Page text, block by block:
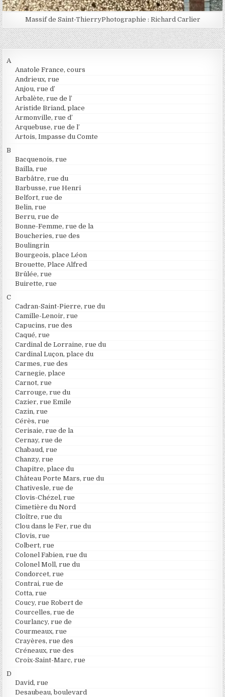
Massif de Saint-ThierryPhotographie : Richard Carlier
A
Anatole France, cours
Andrieux, rue
Anjou, rue d’
Arbalète, rue de l’
Aristide Briand, place
Armonville, rue d’
Arquebuse, rue de l’
Artois, Impasse du Comte
B
Bacquenois, rue
Bailla, rue
Barbâtre, rue du
Barbusse, rue Henri
Belfort, rue de
Belin, rue
Berru, rue de
Bonne-Femme, rue de la
Boucheries, rue des
Boulingrin
Bourgeois, place Léon
Brouette, Place Alfred
Brûlée, rue
Buirette, rue
C
Cadran-Saint-Pierre, rue du
Camille-Lenoir, rue
Capucins, rue des
Caqué, rue
Cardinal de Lorraine, rue du
Cardinal Luçon, place du
Carmes, rue des
Carnegie, place
Carnot, rue
Carrouge, rue du
Cazier, rue Emile
Cazin, rue
Cérès, rue
Cerisaie, rue de la
Cernay, rue de
Chabaud, rue
Chanzy, rue
Chapitre, place du
Château Porte Mars, rue du
Chativesle, rue de
Clovis-Chézel, rue
Cimetière du Nord
Cloître, rue du
Clou dans le Fer, rue du
Clovis, rue
Colbert, rue
Colonel Fabien, rue du
Colonel Moll, rue du
Condorcet, rue
Contrai, rue de
Cotta, rue
Coucy, rue Robert de
Courcelles, rue de
Courlancy, rue de
Courmeaux, rue
Crayères, rue des
Créneaux, rue des
Croix-Saint-Marc, rue
D
David, rue
Desaubeau, boulevard